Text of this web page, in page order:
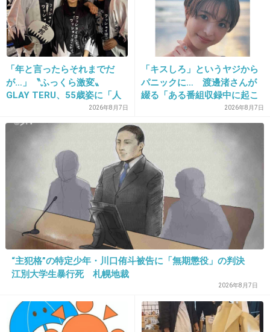
27. 匿名 2012/12/08(土) 00:12:14
ジャッキーチェンの吹き替えの人。
小学生の頃、ジャッキーチェンのファンで映画
主題歌のCDを買ったつもりが、吹き替えの人の
CDだった。
だけど、おちゃらけたセリフとのギャップ！甘
い歌声に小学生ながらキュンキュンした頃を思
い出した。
+16
2012/12/08(土) 00:12:59
男限定なの？
女だったら松たか子！あのブレイブストーリーの声優やっ
てたのは分かんなかった
-8
「年と言ったらそれまでだ
が…」〝ふっくら激変〟
GLAY TERU、55歳姿に「人
として好きすぎる」「TERU
さんには見えない」「分から
なかった」
2026年8月7日
「キスしろ」というヤジから
パニックに… 渡邊渚さんが
綴る「ある番組収録中に起こ
ったフラッシュバック」2026年8月7日
“主犯格”の特定少年・川口侑斗被告に「無期懲役」の判決
江別大学生暴行死 札幌地裁
2026年8月7日